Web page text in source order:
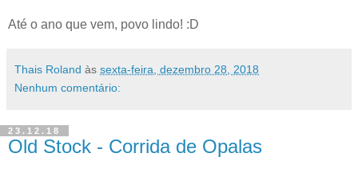
Até o ano que vem, povo lindo! :D
Thais Roland às sexta-feira, dezembro 28, 2018
Nenhum comentário:
23.12.18
Old Stock - Corrida de Opalas